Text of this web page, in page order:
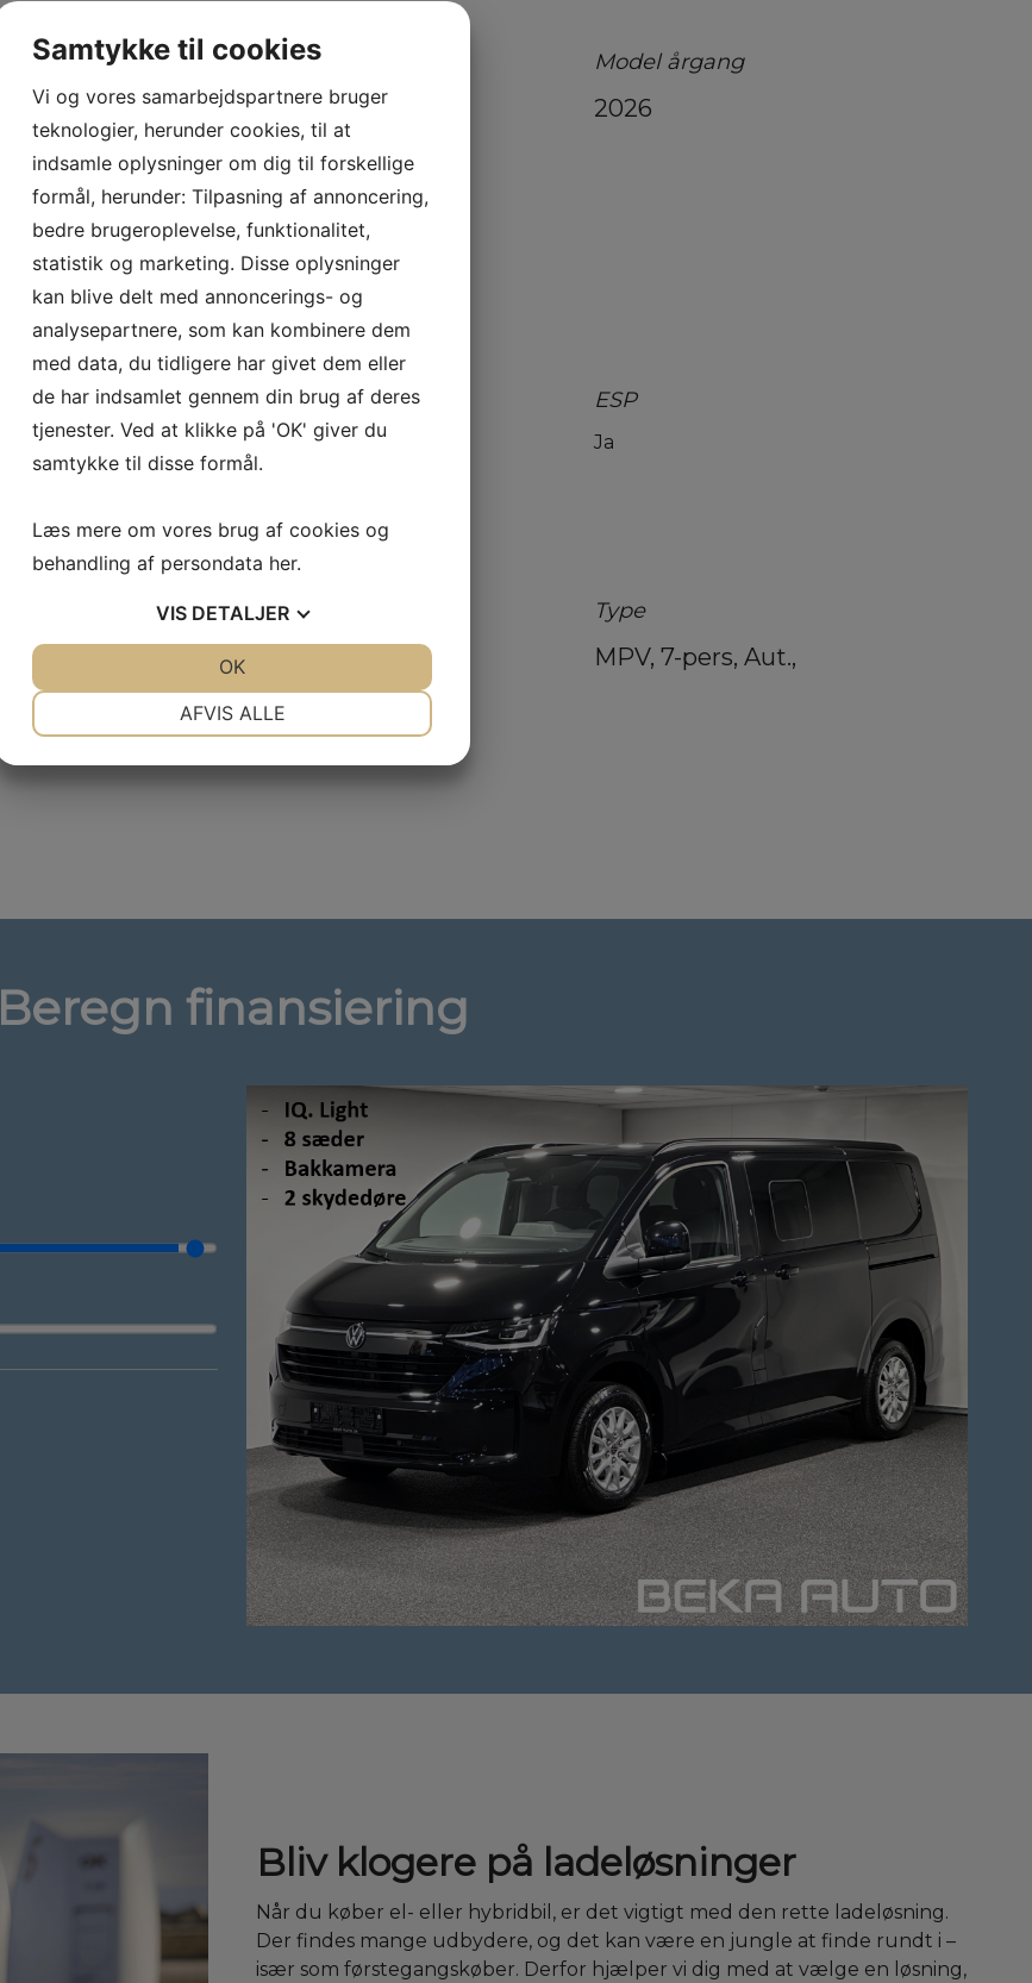
Gear type
Automat
Model årgang
2026
Træk
2000 kg
Antal airbags
6
ESP
Ja
Type
MPV, 7-pers, Aut.,
Beregn finansiering
Bliv klogere på ladeløsninger
Når du køber el- eller hybridbil, er det vigtigt med den rette ladeløsning.
Der findes mange udbydere, og det kan være en jungle at finde rundt i –
især som førstegangskøber. Derfor hjælper vi dig med at vælge en løsning,
Samtykke til cookies
Vi og vores samarbejdspartnere bruger
teknologier, herunder cookies, til at
indsamle oplysninger om dig til forskellige
formål, herunder: Tilpasning af annoncering,
bedre brugeroplevelse, funktionalitet,
statistik og marketing. Disse oplysninger
kan blive delt med annoncerings- og
analysepartnere, som kan kombinere dem
med data, du tidligere har givet dem eller
de har indsamlet gennem din brug af deres
tjenester. Ved at klikke på 'OK' giver du
samtykke til disse formål.
Læs mere om vores brug af cookies og
behandling af persondata her.
VIS DETALJER
AFVIS ALLE
OK